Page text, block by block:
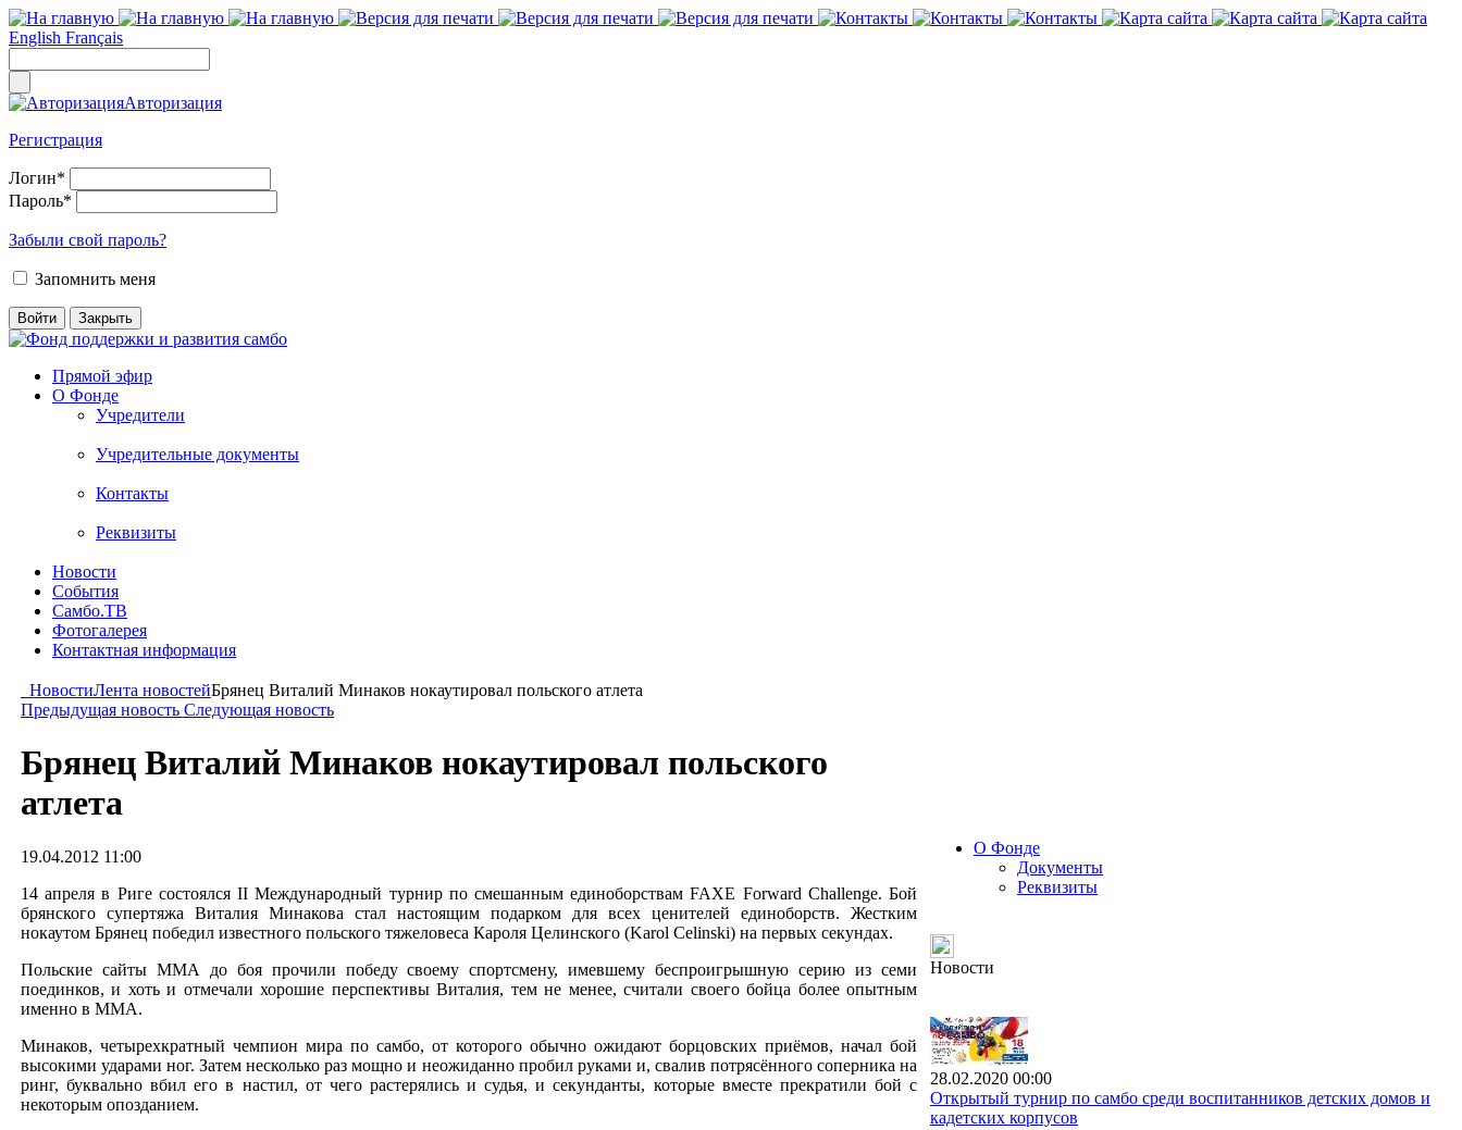
English Français
Авторизация
Регистрация
Логин*
Пароль*
Забыли свой пароль?
Запомнить меня
Прямой эфир
О Фонде
Учредители
Учредительные документы
Контакты
Реквизиты
Новости
События
Самбо.ТВ
Фотогалерея
Контактная информация
НовостиЛента новостейБрянец Виталий Минаков нокаутировал польского атлета
Предыдущая новость Следующая новость
Брянец Виталий Минаков нокаутировал польского
атлета
19.04.2012 11:00
14 апреля в Риге состоялся II Международный турнир по смешанным единоборствам FAXE Forward Challenge. Бой
брянского супертяжа Виталия Минакова стал настоящим подарком для всех ценителей единоборств. Жестким
нокаутом Брянец победил известного польского тяжеловеса Кароля Целинского (Karol Celinski) на первых секундах.
Польские сайты ММА до боя прочили победу своему спортсмену, имевшему беспроигрышную серию из семи
поединков, и хоть и отмечали хорошие перспективы Виталия, тем не менее, считали своего бойца более опытным
именно в ММА.
Минаков, четырехкратный чемпион мира по самбо, от которого обычно ожидают борцовских приёмов, начал бой
высокими ударами ног. Затем несколько раз мощно и неожиданно пробил руками и, свалив потрясённого соперника на
ринг, буквально вбил его в настил, от чего растерялись и судья, и секунданты, которые вместе прекратили бой с
некоторым опозданием.
О Фонде
Документы
Реквизиты
Новости
28.02.2020 00:00
Открытый турнир по самбо среди воспитанников детских домов и
кадетских корпусов